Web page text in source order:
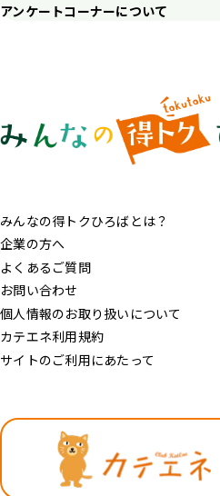
アンケートコーナーについて
みんなの得トクひろばとは？
企業の方へ
よくあるご質問
お問い合わせ
個人情報のお取り扱いについて
カテエネ利用規約
サイトのご利用にあたって